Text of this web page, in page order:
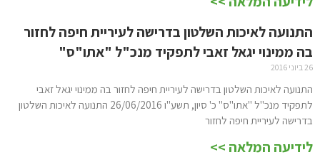
התנועה לאיכות השלטון בדרישה לעיריית חיפה לחזור
בה ממינוי יגאל זאבי לתפקיד מנכ"ל "אתו"ס"
26 ביוני 2016
התנועה לאיכות השלטון בדרישה לעיריית חיפה לחזור בה ממינוי יגאל זאבי
לתפקיד מנכ"ל "אתו"ס" כ' סיון, תשע"ו 26/06/2016 התנועה לאיכות השלטון
בדרישה לעיריית חיפה לחזור
לידיעה המלאה >>